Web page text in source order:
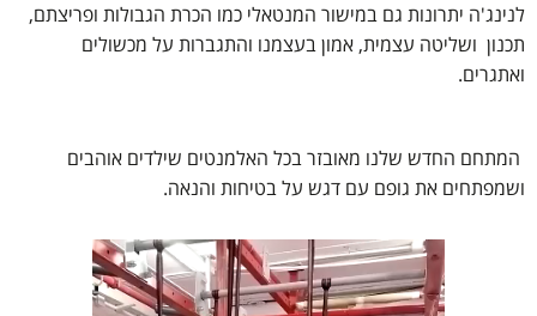
לנינג'ה יתרונות גם במישור המנטאלי כמו הכרת הגבולות ופריצתם,
תכנון ושליטה עצמית, אמון בעצמנו והתגברות על מכשולים
ואתגרים.
המתחם החדש שלנו מאובזר בכל האלמנטים שילדים אוהבים
ושמפתחים את גופם עם דגש על בטיחות והנאה.